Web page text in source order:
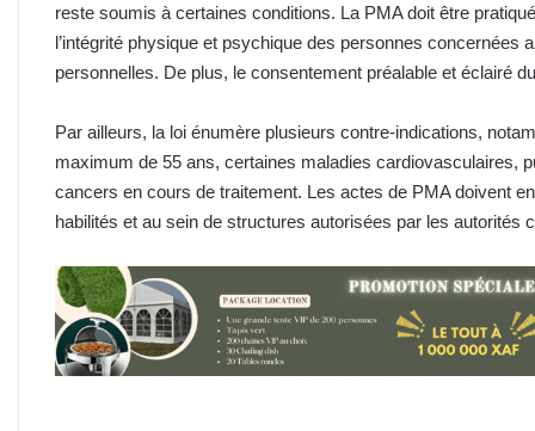
reste soumis à certaines conditions. La PMA doit être
l’intégrité physique et psychique des personnes concernées
personnelles. De plus, le consentement préalable et éclairé
Par ailleurs, la loi énumère plusieurs contre-indications,
maximum de 55 ans, certaines maladies cardiovasculaires,
cancers en cours de traitement. Les actes de PMA doivent
habilités et au sein de structures autorisées par les autorités